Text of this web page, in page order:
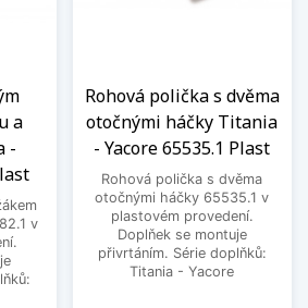
a
-
v
Rohová polička s dvěma
otočnými háčky Titania
- Yacore 65535.1 Plast
Rohová polička s dvěma
otočnými háčky 65535.1 v
plastovém provedení.
Doplňek se montuje
přivrtáním. Série doplňků:
Titania - Yacore